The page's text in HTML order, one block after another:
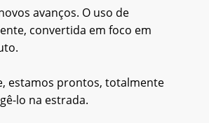
avanços. O uso de
convertida em foco em
estamos prontos, totalmente
lo na estrada.